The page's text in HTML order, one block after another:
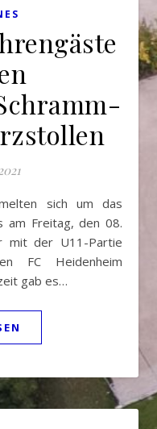
am Freitag, den 08.
mit der U11-Partie
FC Heidenheim
gab es…